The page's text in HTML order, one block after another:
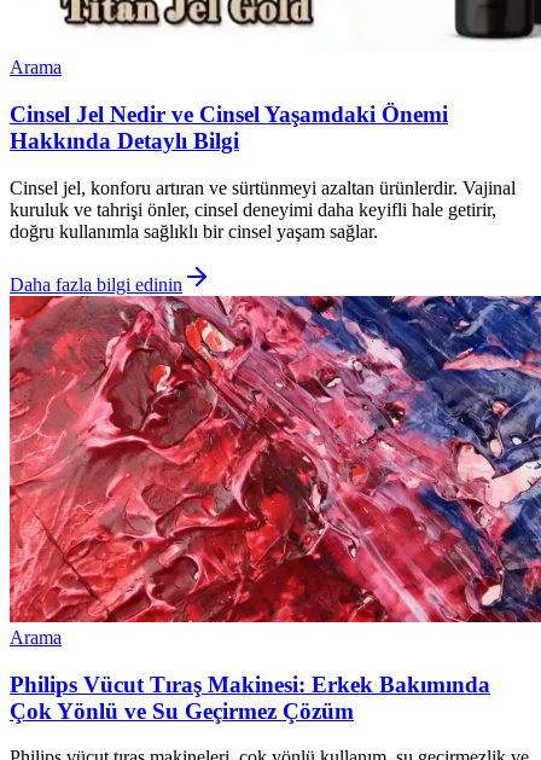
Arama
Cinsel Jel Nedir ve Cinsel Yaşamdaki Önemi
Hakkında Detaylı Bilgi
Cinsel jel, konforu artıran ve sürtünmeyi azaltan ürünlerdir. Vajinal
kuruluk ve tahrişi önler, cinsel deneyimi daha keyifli hale getirir,
doğru kullanımla sağlıklı bir cinsel yaşam sağlar.
Daha fazla bilgi edinin
Arama
Philips Vücut Tıraş Makinesi: Erkek Bakımında
Çok Yönlü ve Su Geçirmez Çözüm